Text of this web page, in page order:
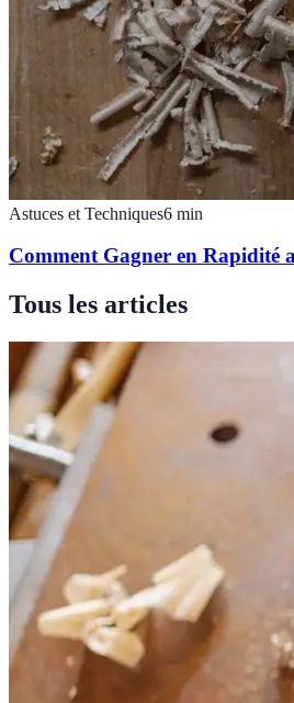
Astuces et Techniques6 min
Comment Gagner en Rapidité
Tous les articles